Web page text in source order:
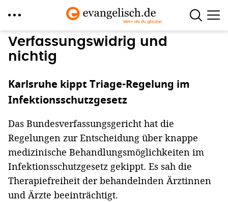
Direkt
zum
Verfassungswidrig und
nichtig
Karlsruhe kippt Triage-Regelung im
Infektionsschutzgesetz
Das Bundesverfassungsgericht hat die
Regelungen zur Entscheidung über knappe
medizinische Behandlungsmöglichkeiten im
Infektionsschutzgesetz gekippt. Es sah die
Therapiefreiheit der behandelnden Ärztinnen
und Ärzte beeinträchtigt.